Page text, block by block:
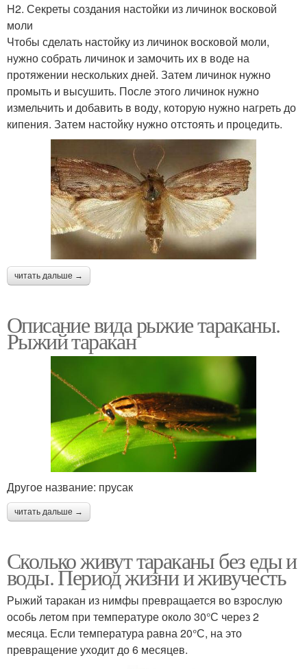
H2. Секреты создания настойки из личинок восковой
моли
Чтобы сделать настойку из личинок восковой моли,
нужно собрать личинок и замочить их в воде на
протяжении нескольких дней. Затем личинок нужно
промыть и высушить. После этого личинок нужно
измельчить и добавить в воду, которую нужно нагреть до
кипения. Затем настойку нужно отстоять и процедить.
читать дальше →
Описание вида рыжие тараканы.
Рыжий таракан
Другое название: прусак
читать дальше →
Сколько живут тараканы без еды и
воды. Период жизни и живучесть
Рыжий таракан из нимфы превращается во взрослую
особь летом при температуре около 30°С через 2
месяца. Если температура равна 20°С, на это
превращение уходит до 6 месяцев.